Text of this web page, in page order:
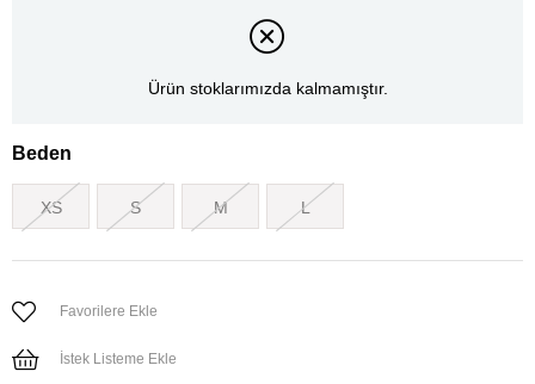
Ürün stoklarımızda kalmamıştır.
Beden
XS S M L
Favorilere Ekle
İstek Listeme Ekle